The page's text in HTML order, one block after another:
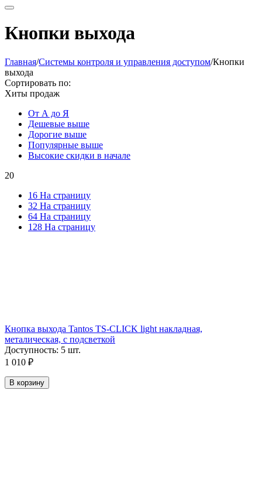
Кнопки выхода
Главная/Системы контроля и управления доступом/Кнопки
выхода
Сортировать по:
Хиты продаж
От А до Я
Дешевые выше
Дорогие выше
Популярные выше
Высокие скидки в начале
20
16 На страницу
32 На страницу
64 На страницу
128 На страницу
Кнопка выхода Tantos TS-CLICK light накладная,
металическая, с подсветкой
Доступность: 5 шт.
1 010 ₽
В корзину